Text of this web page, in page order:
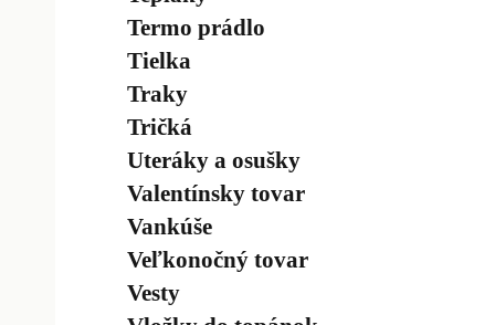
Termo prádlo
Tielka
Traky
Tričká
Uteráky a osušky
Valentínsky tovar
Vankúše
Veľkonočný tovar
Vesty